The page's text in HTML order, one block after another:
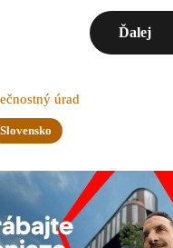
Ďalej
úrad
Slovensko